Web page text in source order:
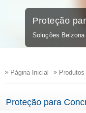
Proteção
Soluções
» Página Inicial » Produtos
Proteção para